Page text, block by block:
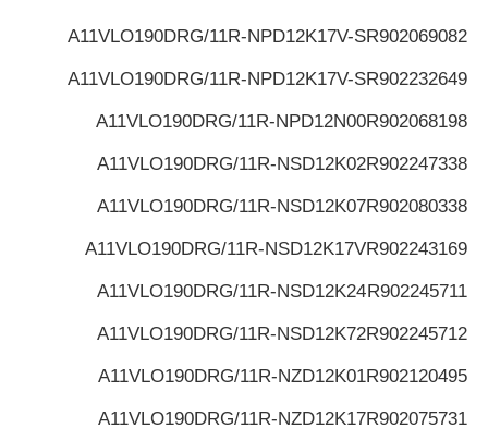
R902069082
A11VLO190DRG/11R-NPD12K17V-S
R902232649
A11VLO190DRG/11R-NPD12K17V-S
R902068198
A11VLO190DRG/11R-NPD12N00
R902247338
A11VLO190DRG/11R-NSD12K02
R902080338
A11VLO190DRG/11R-NSD12K07
R902243169
A11VLO190DRG/11R-NSD12K17V
R902245711
A11VLO190DRG/11R-NSD12K24
R902245712
A11VLO190DRG/11R-NSD12K72
R902120495
A11VLO190DRG/11R-NZD12K01
R902075731
A11VLO190DRG/11R-NZD12K17